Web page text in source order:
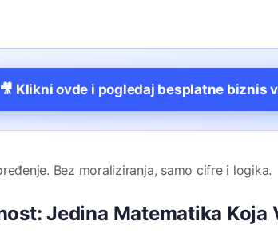
🎥 Klikni ovde i pogledaj besplatne biznis
Bez moraliziranja, samo cifre i logika.
Jedina Matematika Koja